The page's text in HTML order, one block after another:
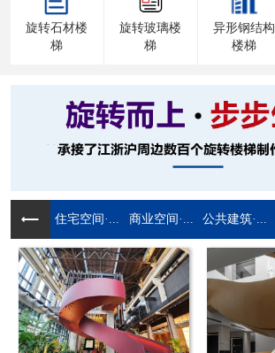
旋转石材楼
梯
旋转玻璃楼
梯
异形钢结构
楼梯
住宅空间·... 商业空间·... 公共建筑·...